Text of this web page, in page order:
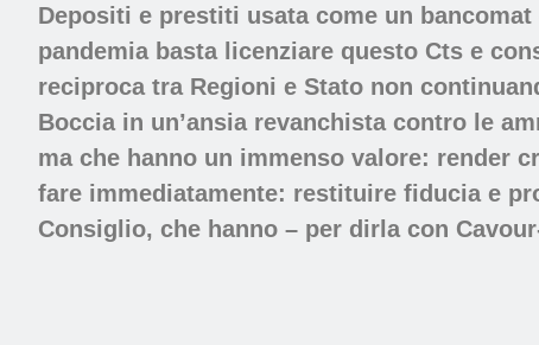
Depositi e prestiti usata come un
pandemia basta licenziare questo Cts e
reciproca tra Regioni e Stato non
Boccia in un’ansia revanchista contro le
ma che hanno un immenso valore: render
fare immediatamente: restituire fiducia e
Consiglio, che hanno – per dirla con